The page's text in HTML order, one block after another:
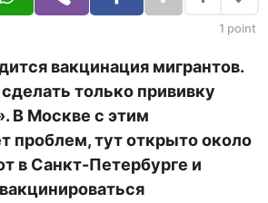
1 point
вакцинация мигрантов.
только прививку
В Москве с этим
проблем, тут открыто около
в Санкт-Петербурге и